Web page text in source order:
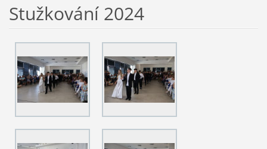
Stužkování 2024